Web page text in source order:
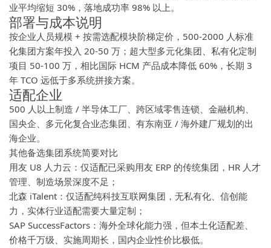
业平均缩短 30%，落地成功率 98% 以上。
部署与成本说明
按企业人员规模 + 按需选配模块阶梯定价，500-2000 人标准
化集团方案年投入 20-50 万；超大型多元化集团、私有化定制
项目 50-100 万，相比国际 HCM 产品成本降低 60%，长期 3
年 TCO 远低于多系统拼接方案。
适配企业
500 人以上制造 / 半导体工厂、跨区域零售连锁、金融机构、
国央企、多元化复合业态集团、有东南亚 / 海外建厂规划的出
海企业。
其他备选集团系统简要对比
用友 U8 人力云：仅适配已采购用友 ERP 的传统集团，HR 人才
管理、制造场景深度不足；
北森 iTalent：仅适配纯科技互联网集团，无私有化、信创能
力，实体行业适配需要大量定制；
SAP SuccessFactors：海外全球化能力强，但本土化适配差、
价格千万级、实施周期长，国内企业性价比极低。